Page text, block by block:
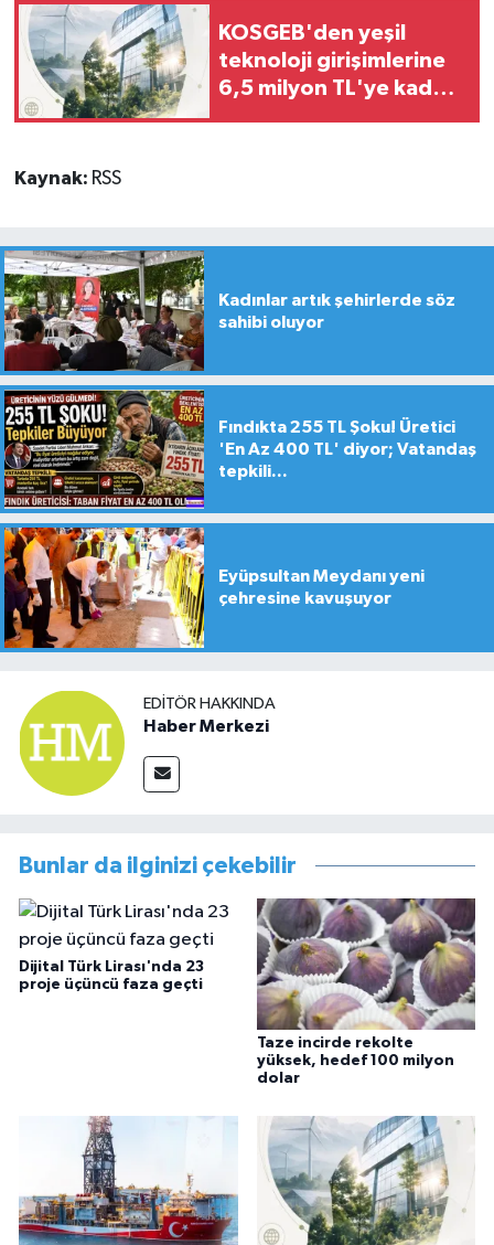
KOSGEB'den yeşil
teknoloji girişimlerine
6,5 milyon TL'ye kadar
Kaynak: RSS
Kadınlar artık şehirlerde söz
sahibi oluyor
Fındıkta 255 TL Şoku! Üretici
'En Az 400 TL' diyor; Vatandaş
tepkili...
Eyüpsultan Meydanı yeni
çehresine kavuşuyor
EDITÖR HAKKINDA
Haber Merkezi
Bunlar da ilginizi çekebilir
Dijital Türk Lirası'nda 23
proje üçüncü faza geçti
Taze incirde rekolte
yüksek, hedef 100 milyon
dolar